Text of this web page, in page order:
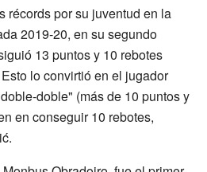
récords por su juventud en la
2019-20, en su segundo
13 puntos y 10 rebotes
lo convirtió en el jugador
doble" (más de 10 puntos y
en conseguir 10 rebotes,